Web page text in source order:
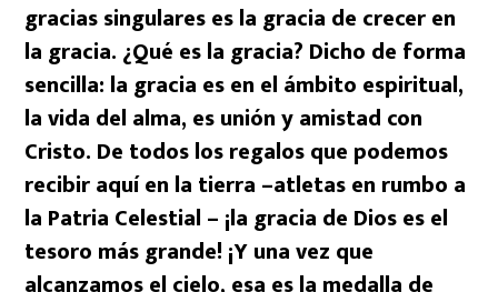
gracias singulares es la gracia de crecer en
la gracia. ¿Qué es la gracia? Dicho de forma
sencilla: la gracia es en el ámbito espiritual,
la vida del alma, es unión y amistad con
Cristo. De todos los regalos que podemos
recibir aquí en la tierra –atletas en rumbo a
la Patria Celestial – ¡la gracia de Dios es el
tesoro más grande! ¡Y una vez que